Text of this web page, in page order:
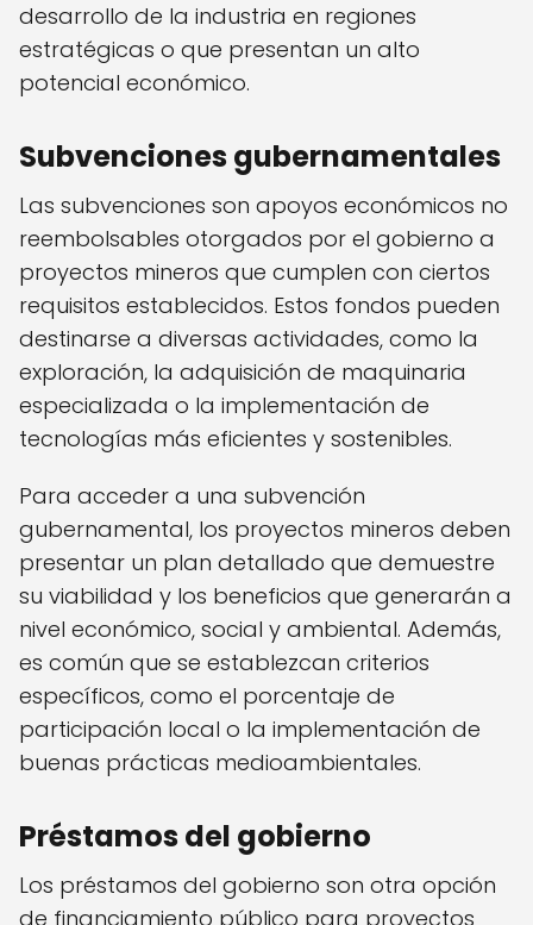
desarrollo de la industria en regiones
estratégicas o que presentan un alto
potencial económico.
Subvenciones gubernamentales
Las subvenciones son apoyos económicos no
reembolsables otorgados por el gobierno a
proyectos mineros que cumplen con ciertos
requisitos establecidos. Estos fondos pueden
destinarse a diversas actividades, como la
exploración, la adquisición de maquinaria
especializada o la implementación de
tecnologías más eficientes y sostenibles.
Para acceder a una subvención
gubernamental, los proyectos mineros deben
presentar un plan detallado que demuestre
su viabilidad y los beneficios que generarán a
nivel económico, social y ambiental. Además,
es común que se establezcan criterios
específicos, como el porcentaje de
participación local o la implementación de
buenas prácticas medioambientales.
Préstamos del gobierno
Los préstamos del gobierno son otra opción
de financiamiento público para proyectos